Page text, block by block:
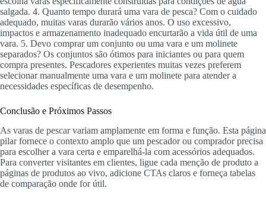
salgada. 4. Quanto tempo durará uma vara de pesca? Com o cuidado
adequado, muitas varas durarão vários anos. O uso excessivo,
impactos e armazenamento inadequado encurtarão a vida útil de uma
vara. 5. Devo comprar um conjunto ou uma vara e um molinete
separados? Os conjuntos são ótimos para iniciantes ou para quem
compra presentes. Pescadores experientes muitas vezes preferem
selecionar manualmente uma vara e um molinete para atender a
necessidades específicas de desempenho.
Conclusão e Próximos Passos
As varas de pescar variam amplamente em forma e função. Esta página
pilar fornece o contexto amplo que um pescador ou comprador precisa
para escolher a vara certa e emparelhá-la com acessórios adequados.
Para converter visitantes em clientes, ligue cada menção de produto a
páginas de produtos ao vivo, adicione CTAs claros e forneça tabelas
de comparação onde for útil.